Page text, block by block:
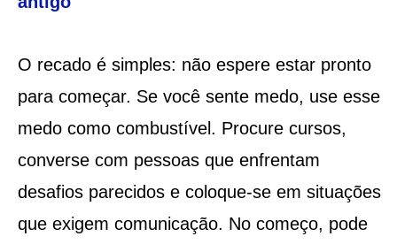
O recado é simples: não espere estar pronto
para começar. Se você sente medo, use esse
medo como combustível. Procure cursos,
converse com pessoas que enfrentam
desafios parecidos e coloque-se em situações
que exigem comunicação. No começo, pode